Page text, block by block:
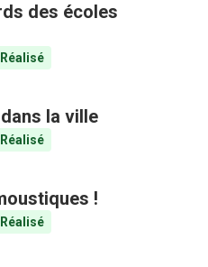
des écoles
Réalisé
la ville
Réalisé
!
Réalisé